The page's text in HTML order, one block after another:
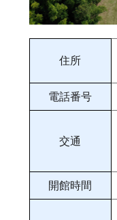
住所
電話番号
交通
開館時間